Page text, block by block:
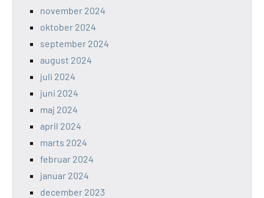
november 2024
oktober 2024
september 2024
august 2024
juli 2024
juni 2024
maj 2024
april 2024
marts 2024
februar 2024
januar 2024
december 2023